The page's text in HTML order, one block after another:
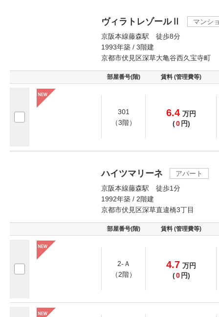
ヴィラトレゾールⅡ
マンシ
京阪本線藤森駅 徒歩8分
1993年築 / 3階建
京都市伏見区深草大亀谷西久宝寺町
部屋番号(階) 賃料 (管理費等)
301
（3階）
6.4 万円
(0 円)
ハイツマリーネ
アパート
京阪本線藤森駅 徒歩1分
1992年築 / 2階建
京都市伏見区深草直違橋3丁目
部屋番号(階) 賃料 (管理費等)
2-Ａ
（2階）
4.7 万円
(0 円)